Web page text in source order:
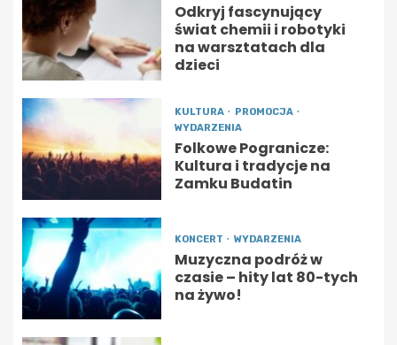
Odkryj fascynujący
świat chemii i robotyki
na warsztatach dla
dzieci
KULTURA
PROMOCJA
WYDARZENIA
Folkowe Pogranicze:
Kultura i tradycje na
Zamku Budatin
KONCERT WYDARZENIA
Muzyczna podróż w
czasie – hity lat 80-tych
na żywo!